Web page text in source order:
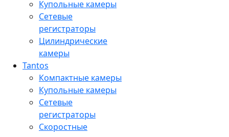
Купольные камеры
Сетевые
регистраторы
Цилиндрические
камеры
Tantos
Компактные камеры
Купольные камеры
Сетевые
регистраторы
Скоростные